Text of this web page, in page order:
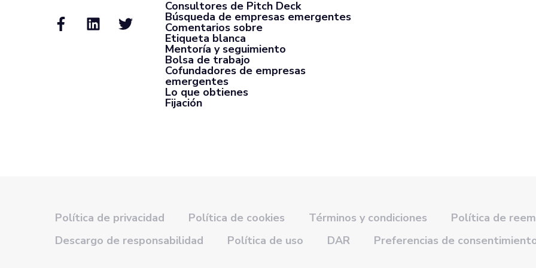
Consultores de Pitch Deck
Búsqueda de empresas emergentes
Comentarios sobre
Etiqueta blanca
Mentoría y seguimiento
Bolsa de trabajo
Cofundadores de empresas
emergentes
Lo que obtienes
Fijación
Política de privacidad Política de cookies Términos y condiciones
Política de
Descargo de responsabilidad
Política de uso DAR Preferencias de